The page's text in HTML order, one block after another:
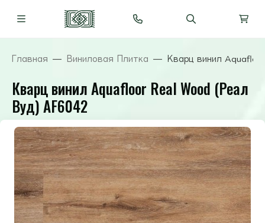
Главная Виниловая Плитка Кварц винил
Кварц винил Aquafloor Real Wood (Реал
Вуд) AF6042